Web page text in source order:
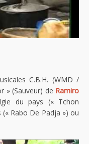
C.B.H. (WMD /
» (Sauveur) de Ramiro
du pays (« Tchon
Rabo De Padja ») ou